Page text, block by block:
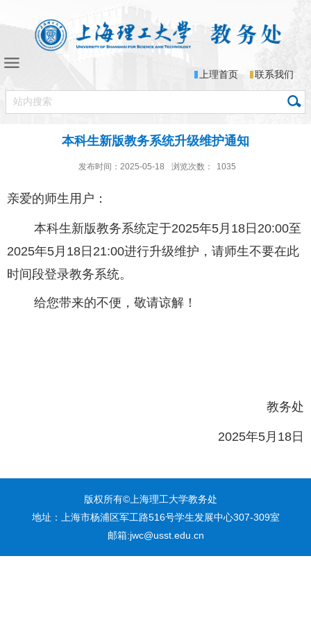
上理首页 联系我们
本科生新版教务系统升级维护通知
发布时间：2025-05-18 浏览次数： 1035
亲爱的师生用户：
本科生新版教务系统定于2025年5月18 日20:00至
2025年5月18 日21:00进行升级维护，请师生不要在此
时间段登录教务系统。
给您带来的不便，敬请谅解！
教务处
2025年5月18 日
版权所有©上海理工大学教务处
地址：上海市杨浦区军工路516号学生发展中心307-309室
邮箱:jwc@usst.edu.cn